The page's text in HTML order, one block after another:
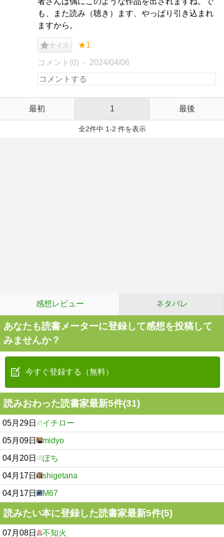
も、また読み（聴き）ます、やっぱり引き込まれ
ますから。
ナイス ★1
コメント(0) 2024/04/06
最初 1 最後
全2件中 1-2 件を表示
感想レビュー ネタバレ
あなたも読書メーターに登録して感想を投稿して
みませんか？
今すぐ登録する（無料）
読みおわった読書家最新5件(31)
05月29日 イチロー
05月09日 midyo
04月20日 ぽち
04月17日 shigetana
04月17日 M67
読みたい本に登録した読書家最新5件(5)
07月08日 不知火